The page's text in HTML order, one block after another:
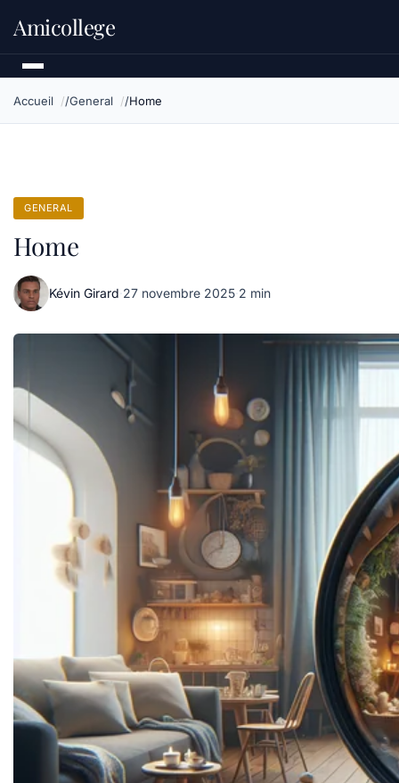
Amicollege
Accueil General Home
GENERAL
Home
Kévin Girard·27 novembre 2025·2 min